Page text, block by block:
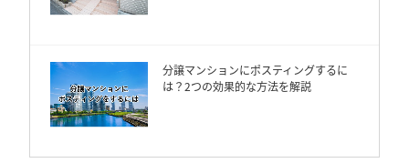
分譲マンションにポスティングするに
は？2つの効果的な方法を解説